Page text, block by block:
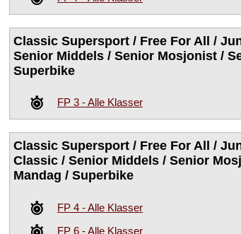
Classic Supersport / Free For All /
Senior Middels / Senior Mosjonist /
Superbike
FP 3 - Alle Klasser
Classic Supersport / Free For All /
Classic / Senior Middels / Senior
Mandag / Superbike
FP 4 - Alle Klasser
FP 6 - Alle Klasser